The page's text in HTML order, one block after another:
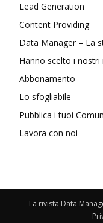
Lead Generation
Content Providing
Data Manager – La
Hanno scelto i nostri
Abbonamento
Lo sfogliabile
Pubblica i tuoi
Lavora con noi
La rivista Data